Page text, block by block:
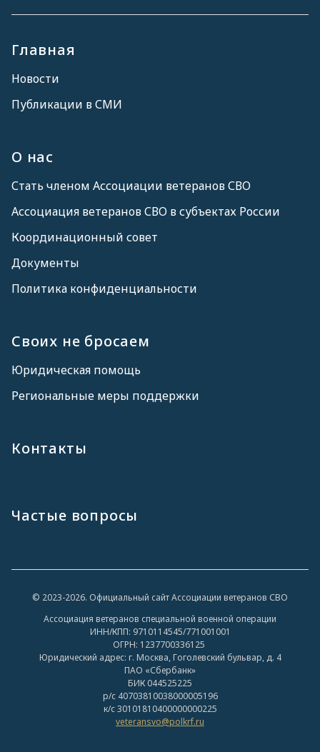
Главная
Новости
Публикации в СМИ
О нас
Стать членом Ассоциации ветеранов СВО
Ассоциация ветеранов СВО в субъектах России
Координационный совет
Документы
Политика конфиденциальности
Своих не бросаем
Юридическая помощь
Региональные меры поддержки
Контакты
Частые вопросы
© 2023-2026. Официальный сайт Ассоциации ветеранов СВО
Ассоциация ветеранов специальной военной операции
ИНН/КПП: 9710114545/771001001
ОГРН: 1237700336125
Юридический адрес: г. Москва, Гоголевский бульвар, д. 4
ПАО «Сбербанк»
БИК 044525225
р/с 40703810038000005196
к/с 30101810400000000225
veteransvo@polkrf.ru